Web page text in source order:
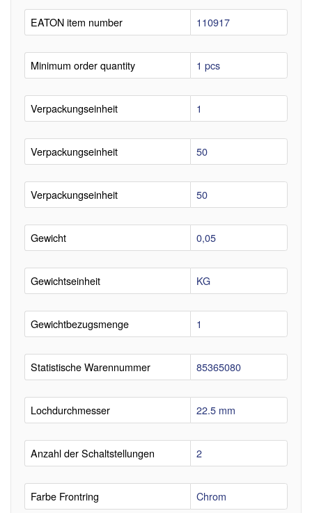
EATON item number 110917
Minimum order quantity 1 pcs
Verpackungseinheit 1
Verpackungseinheit 50
Verpackungseinheit 50
Gewicht 0,05
Gewichtseinheit KG
Gewichtbezugsmenge 1
Statistische Warennummer 85365080
Lochdurchmesser 22.5 mm
Anzahl der Schaltstellungen 2
Farbe Frontring Chrom